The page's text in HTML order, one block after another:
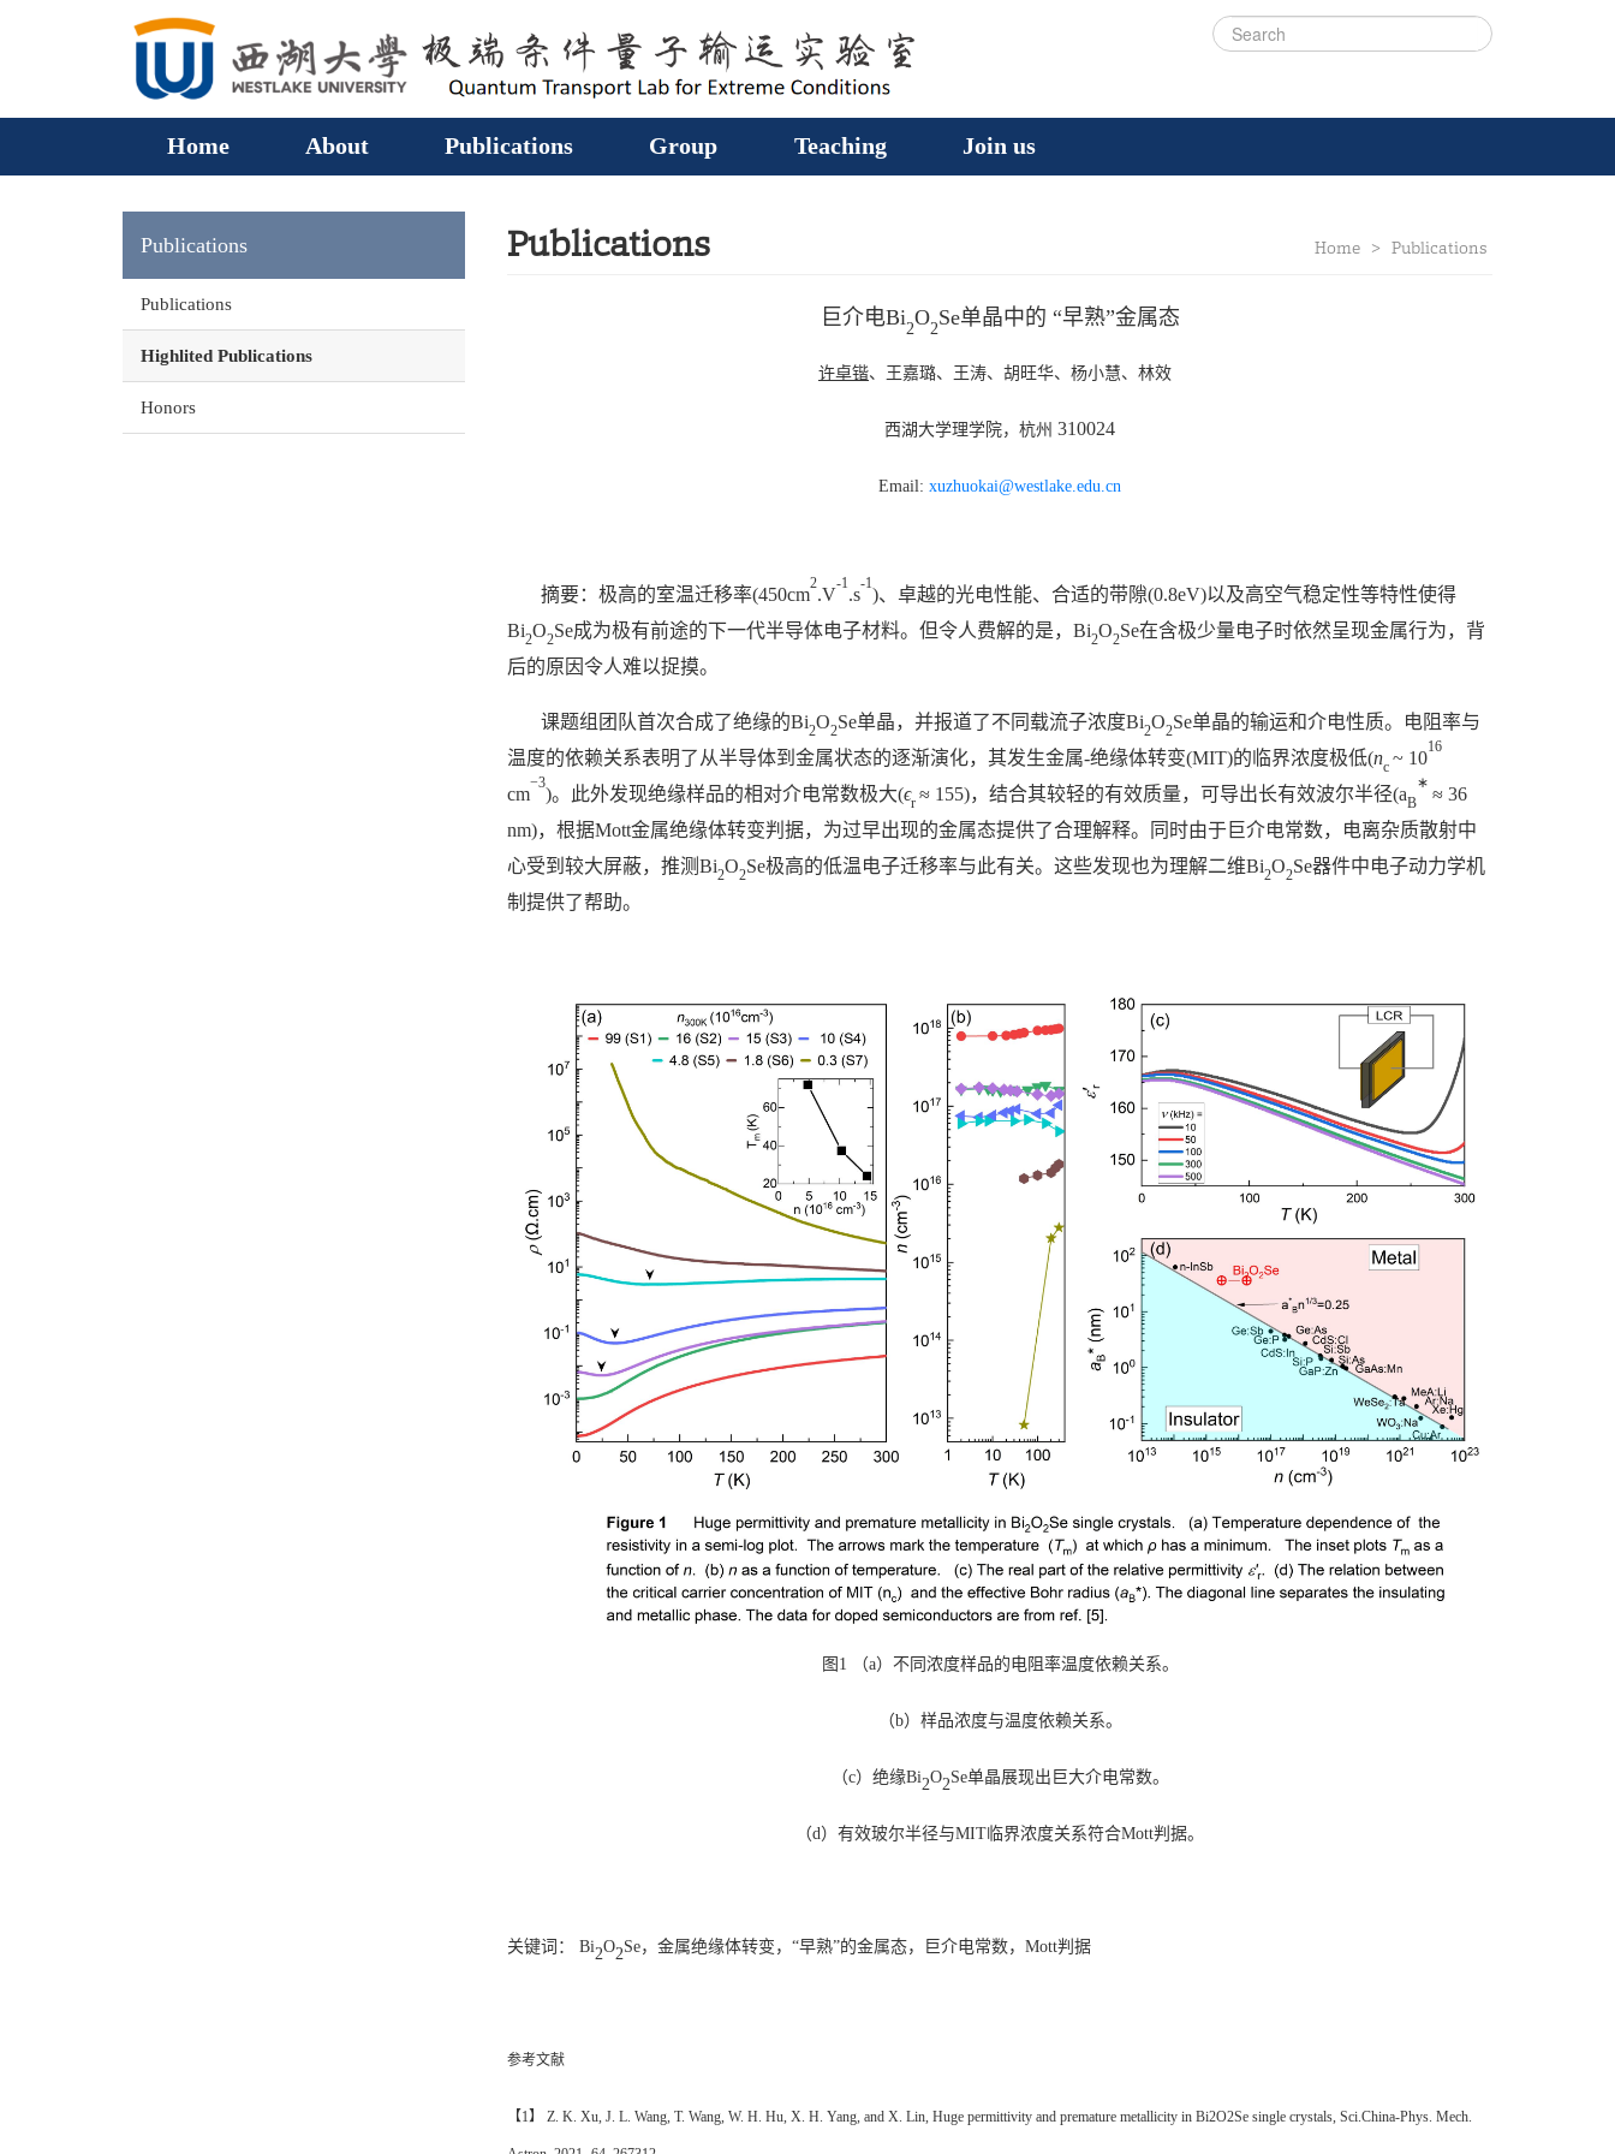
Home About Publications Group Teaching Join us
Publications
Publications
Highlited Publications
Honors
Publications Home > Publications
巨介电Bi2O2Se单晶中的 “早熟”金属态
许卓锴、王嘉璐、王涛、胡旺华、杨小慧、林效
西湖大学理学院，杭州 310024
Email: xuzhuokai@westlake.edu.cn
摘要：极高的室温迁移率(450cm
2
.V
-1
.s
-1
)、卓越的光电性能、合适的带隙(0.8eV)以及高空气稳定性等特性使得
Bi2O2Se成为极有前途的下一代半导体电子材料。但令人费解的是，Bi2O2Se在含极少量电子时依然呈现金属行为，背
后的原因令人难以捉摸。
课题组团队首次合成了绝缘的Bi2O2Se单晶，并报道了不同载流子浓度Bi2O2Se单晶的输运和介电性质。电阻率与
温度的依赖关系表明了从半导体到金属状态的逐渐演化，其发生金属-绝缘体转变(MIT)的临界浓度极低(nc ~ 10
16
cm
−3
)。此外发现绝缘样品的相对介电常数极大(ϵr ≈ 155)，结合其较轻的有效质量，可导出长有效波尔半径(aB
∗
≈ 36
nm)，根据Mott金属绝缘体转变判据，为过早出现的金属态提供了合理解释。同时由于巨介电常数，电离杂质散射中
心受到较大屏蔽，推测Bi2O2Se极高的低温电子迁移率与此有关。这些发现也为理解二维Bi2O2Se器件中电子动力学机
制提供了帮助。
图1 （a）不同浓度样品的电阻率温度依赖关系。
（b）样品浓度与温度依赖关系。
（c）绝缘Bi2O2Se单晶展现出巨大介电常数。
（d）有效玻尔半径与MIT 临界浓度关系符合Mott判据。
关键词： Bi2O2Se，金属绝缘体转变，“早熟”的金属态，巨介电常数，Mott判据
参考文献
【1】 Z. K. Xu, J. L. Wang, T. Wang, W. H. Hu, X. H. Yang, and X. Lin, Huge permittivity and premature metallicity in Bi2O2Se single crystals, Sci.China-Phys. Mech.